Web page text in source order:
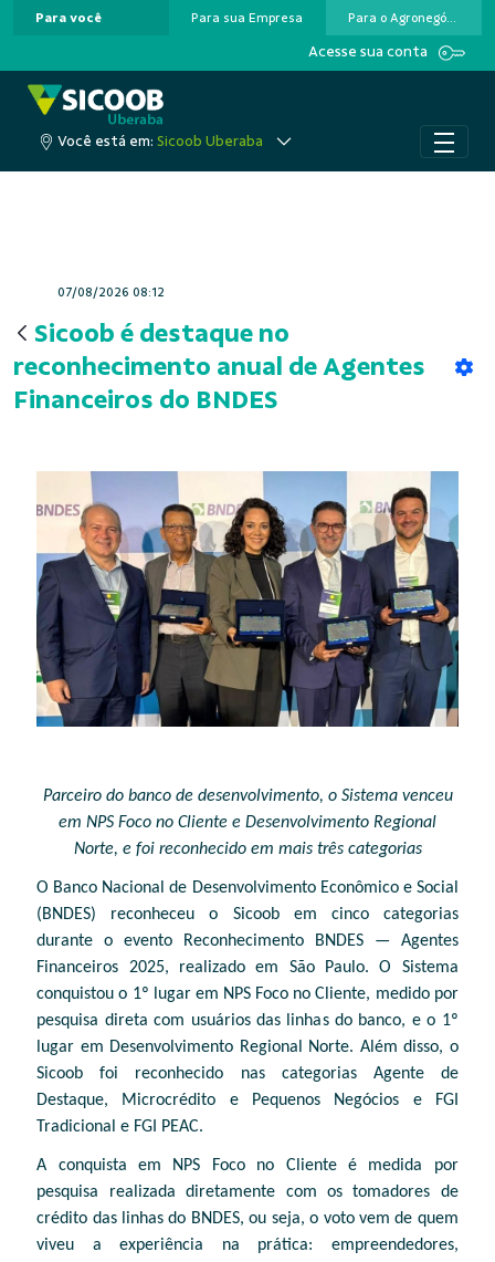
Pular para o Conteúdo principal
Para você Para sua Empresa Para o Agronegócio
Acesse sua conta
Você está em: Sicoob Uberaba
Sicoob é destaque no
reconhecimento anual de Agentes
Financeiros do BNDES
07/08/2026 08:12
Parceiro do banco de desenvolvimento, o Sistema venceu
em NPS Foco no Cliente e Desenvolvimento Regional
Norte, e foi reconhecido em mais três categorias
O Banco Nacional de Desenvolvimento Econômico e Social
(BNDES) reconheceu o Sicoob em cinco categorias
durante o evento Reconhecimento BNDES — Agentes
Financeiros 2025, realizado em São Paulo. O Sistema
conquistou o 1º lugar em NPS Foco no Cliente, medido por
pesquisa direta com usuários das linhas do banco, e o 1º
lugar em Desenvolvimento Regional Norte. Além disso, o
Sicoob foi reconhecido nas categorias Agente de
Destaque, Microcrédito e Pequenos Negócios e FGI
Tradicional e FGI PEAC.
A conquista em NPS Foco no Cliente é medida por
pesquisa realizada diretamente com os tomadores de
crédito das linhas do BNDES, ou seja, o voto vem de quem
viveu a experiência na prática: empreendedores,